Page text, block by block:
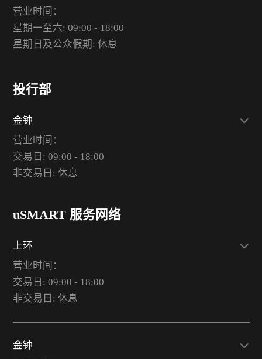
营业时间：
星期一至六: 09:00 - 18:00
星期日及公众假期: 休息
投行部
金钟
营业时间：
交易日: 09:00 - 18:00
非交易日: 休息
uSMART 服务网络
上环
营业时间：
交易日: 09:00 - 18:00
非交易日: 休息
金钟